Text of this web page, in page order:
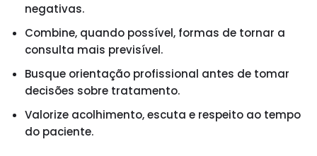
negativas.
Combine, quando possível, formas de tornar a
consulta mais previsível.
Busque orientação profissional antes de tomar
decisões sobre tratamento.
Valorize acolhimento, escuta e respeito ao tempo
do paciente.